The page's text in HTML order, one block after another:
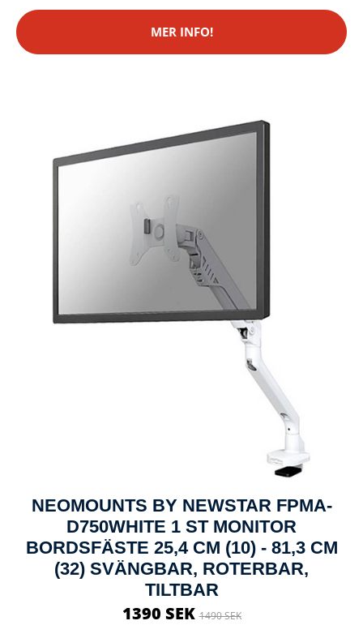
MER INFO!
NEOMOUNTS BY NEWSTAR FPMA-
D750WHITE 1 ST MONITOR
BORDSFÄSTE 25,4 CM (10) - 81,3 CM
(32) SVÄNGBAR, ROTERBAR,
TILTBAR
1390 SEK1490 SEK